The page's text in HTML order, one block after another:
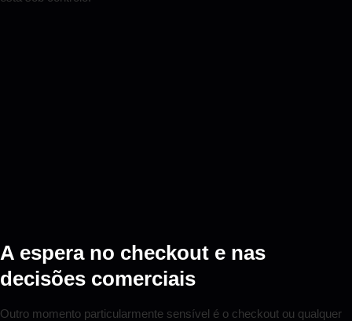
A espera no checkout e nas
decisões comerciais
Outro momento particularmente sensível é o checkout ou qualquer